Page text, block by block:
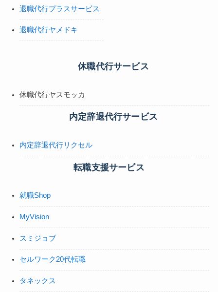
退職代行プラスサービス
退職代行ヤメドキ
休職代行サービス
休職代行ヤスモッカ
内定辞退代行サービス
内定辞退代行リクセル
転職支援サービス
就職Shop
MyVision
スミジョブ
セルワーク20代転職
タネックス